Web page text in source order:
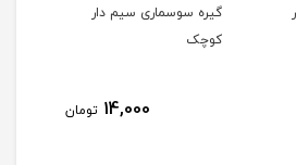
گیره سوسماری سیم دار
کوچک
14,000 تومان